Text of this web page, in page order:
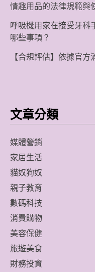
情趣用品的法律規範與
呼吸機用家在接受牙科
哪些事項？
【合規評估】依據官
文章分類
媒體營銷
家居生活
貓奴狗奴
親子教育
數碼科技
消費購物
美容保健
旅遊美食
財務投資